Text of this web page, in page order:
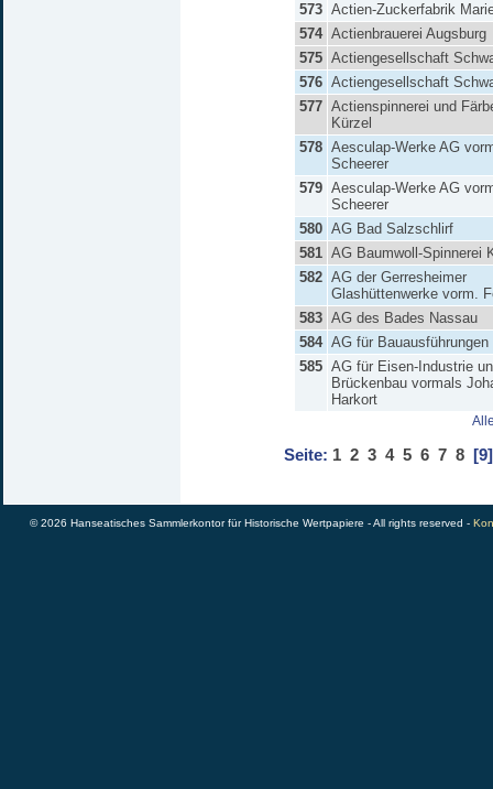
573 Actien-Zuckerfabrik
574 Actienbrauerei Augsburg
575 Actiengesellschaft
576 Actiengesellschaft
577 Actienspinnerei und
Kürzel
578 Aesculap-Werke AG
Scheerer
579 Aesculap-Werke AG
Scheerer
580 AG Bad Salzschlirf
581 AG Baumwoll-Spinnerei
582 AG der Gerresheimer
Glashüttenwerke vorm.
583 AG des Bades Nassau
584 AG für Bauausführungen
585 AG für Eisen-Industrie
Brückenbau vormals
Harkort
Seite: 1 2 3 4 5 6 7 8 [9]
© 2026 Hanseatisches Sammlerkontor für Historische Wertpapiere - All rights reserved -